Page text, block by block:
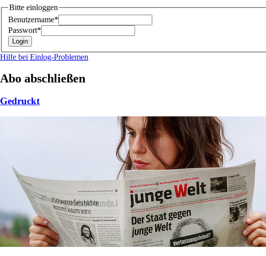
Bitte einloggen
Benutzername*
Passwort*
Hilfe bei Einlog-Problemen
Abo abschließen
Gedruckt